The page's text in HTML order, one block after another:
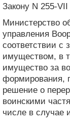
Закону N 255-
Министерство
управления
соответствии с
имуществом, в
имущество за
формирования,
решение о
воинскими
числе в случае